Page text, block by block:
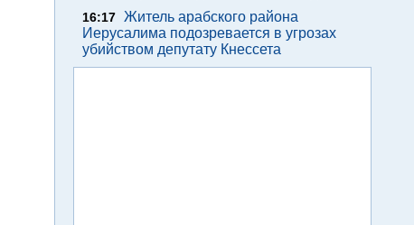
16:17 Житель арабского района
Иерусалима подозревается в угрозах
убийством депутату Кнессета